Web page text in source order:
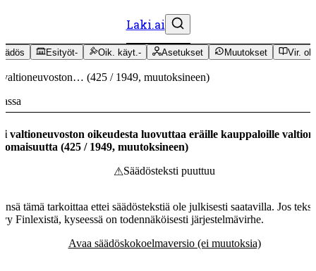
Laki.ai
Esityöt- Oik. käyt.- Asetukset Muutokset Vir.
(425 / 1949, muutoksineen)
valtioneuvoston oikeudesta luovuttaa eräille kauppaloille valtion
(425 / 1949, muutoksineen)
⚠Säädösteksti puuttuu
tämä tarkoittaa ettei säädöstekstiä ole julkisesti saatavilla. Jos
Finlexistä, kyseessä on todennäköisesti järjestelmävirhe.
Avaa säädöskokoelmaversio (ei muutoksia)